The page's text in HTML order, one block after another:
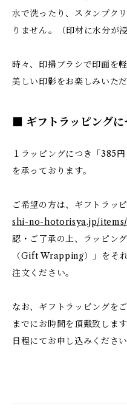
水で洗ったり、スタンプク
りません。（印材に水分が
時々、印掃ブラシで印面を
美しい印影をお楽しみいただ
■ ギフトラッピングに
１ラッピングにつき「385
を承っております。
ご希望の方は、ギフトラッ
shi-no-hotorisya.jp/items/
認・ご了承の上、ラッピン
（Gift Wrapping）」をそ
注文ください。
なお、ギフトラッピングを
までにお時間を頂戴致しま
日程にてお申し込みください